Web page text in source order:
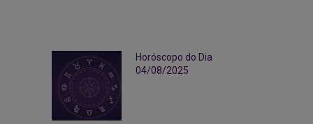
Horóscopo do Dia
04/08/2025